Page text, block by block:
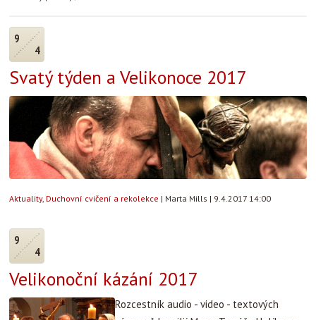
9
4
Svatý týden a Velikonoce 2017
Aktuality, Duchovní cvičení a rekolekce | Marta Mills | 9.4.2017 14:00
9
4
Velikonoční kázání 2017
Rozcestník audio - video - textových